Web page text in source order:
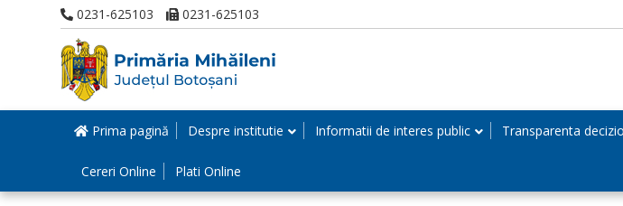
0231-625103 0231-625103
Prima pagină Despre institutie Informatii de interes public Transparenta
Cereri Online Plati Online